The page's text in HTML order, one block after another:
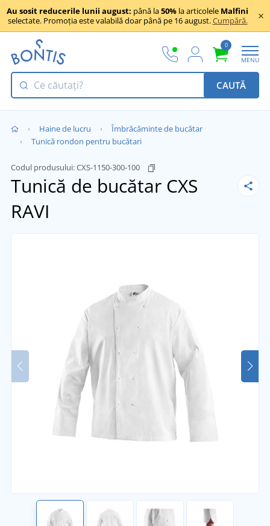
Au sosit reducerile lunii august: până la50% la articolele Malfini
selectate. Promoția este valabilă doar până pe 16 august.Cumpără.
0
MENU
CAUTĂ
Haine de lucru
Îmbrăcăminte de bucătar
Tunică rondon pentru bucătari
Codul produsului:CXS-1150-300-100
Tunică de bucătar CXS
RAVI